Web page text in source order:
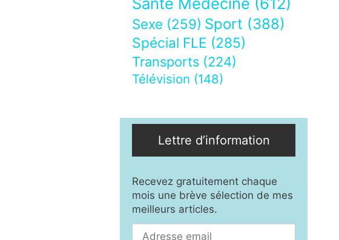
Sexe (259) Sport (388)
Spécial FLE (285)
Transports (224)
Télévision (148)
Lettre d’information
Recevez gratuitement chaque
mois une brève sélection de mes
meilleurs articles.